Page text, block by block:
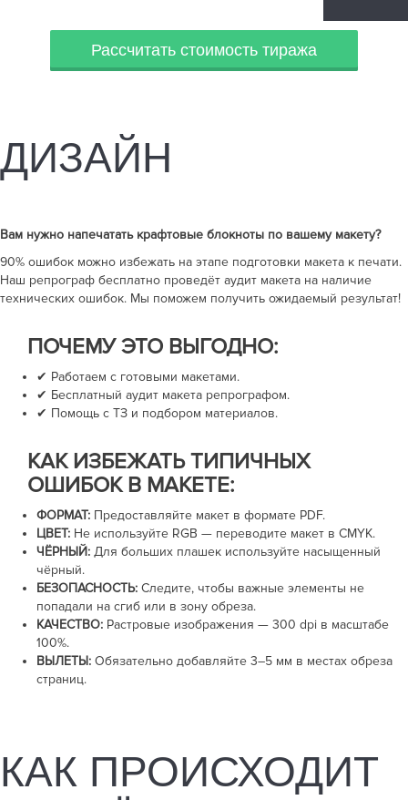
Рассчитать стоимость тиража
ДИЗАЙН
Вам нужно напечатать крафтовые блокноты по вашему макету?
90% ошибок можно избежать на этапе подготовки макета к печати.
Наш репрограф бесплатно проведёт аудит макета на наличие
технических ошибок. Мы поможем получить ожидаемый результат!
ПОЧЕМУ ЭТО ВЫГОДНО:
✔ Работаем с готовыми макетами.
✔ Бесплатный аудит макета репрографом.
✔ Помощь с ТЗ и подбором материалов.
КАК ИЗБЕЖАТЬ ТИПИЧНЫХ
ОШИБОК В МАКЕТЕ:
ФОРМАТ: Предоставляйте макет в формате PDF.
ЦВЕТ: Не используйте RGB — переводите макет в CMYK.
ЧЁРНЫЙ: Для больших плашек используйте насыщенный
чёрный.
БЕЗОПАСНОСТЬ: Следите, чтобы важные элементы не
попадали на сгиб или в зону обреза.
КАЧЕСТВО: Растровые изображения — 300 dpi в масштабе
100%.
ВЫЛЕТЫ: Обязательно добавляйте 3–5 мм в местах обреза
страниц.
КАК ПРОИСХОДИТ